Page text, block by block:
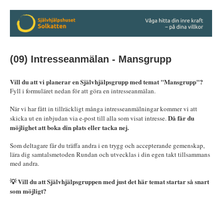
(09) Intresseanmälan - Mansgrupp
Vill du att vi planerar en Självhjälpsgrupp med temat "Mansgrupp"?
Fyll i formuläret nedan för att göra en intresseanmälan.
När vi har fått in tillräckligt många intresseanmälningar kommer vi att
skicka ut en inbjudan via e-post till alla som visat intresse.Då får du
möjlighet att boka din plats eller tacka nej.
Som deltagare får du träffa andra i en trygg och accepterande gemenskap,
lära dig samtalsmetoden Rundan och utvecklas i din egen takt tillsammans
med andra.
💡 Vill du att Självhjälpsgruppen med just det här temat startar så snart
som möjligt?